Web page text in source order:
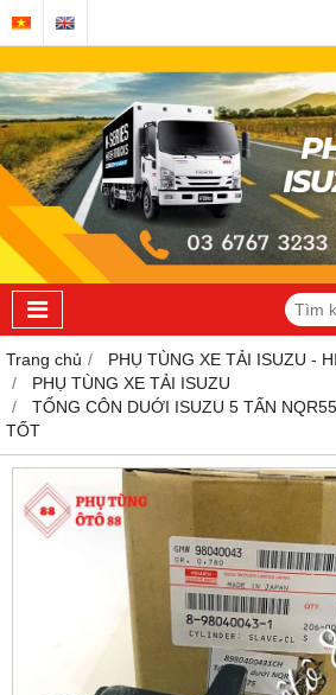
Trang chủ
PHỤ TÙNG XE TẢI ISUZU -
PHỤ TÙNG XE TẢI ISUZU
TỔNG CÔN DUỚI ISUZU 5 TẤN
TỐT